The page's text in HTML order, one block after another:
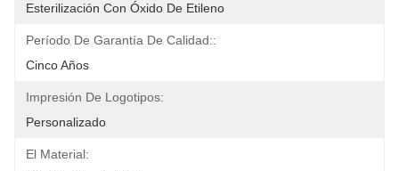
Esterilización Con Óxido De Etileno
Período De Garantía De Calidad::
Cinco Años
Impresión De Logotipos:
Personalizado
El Material: